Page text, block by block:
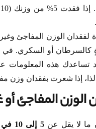
لفقدان الوزن المفاجئ
تساعدك هذه
إذا شعرت بفقدان وزن
المفاجئ أو
ما لا يقل عن5 إلى 10 في المائة